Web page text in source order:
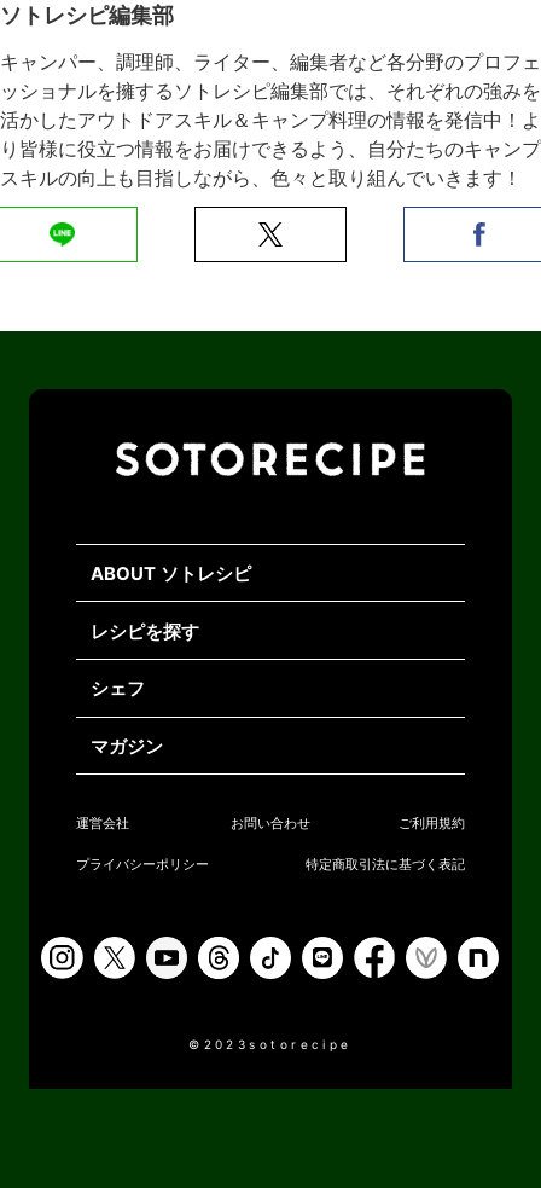
ソトレシピ編集部
キャンパー、調理師、ライター、編集者など各分野のプロフェ
ッショナルを擁するソトレシピ編集部では、それぞれの強みを
活かしたアウトドアスキル＆キャンプ料理の情報を発信中！よ
り皆様に役立つ情報をお届けできるよう、自分たちのキャンプ
スキルの向上も目指しながら、色々と取り組んでいきます！
ABOUT ソトレシピ
レシピを探す
シェフ
マガジン
運営会社 お問い合わせ ご利用規約
プライバシーポリシー 特定商取引法に基づく表記
©2023sotorecipe